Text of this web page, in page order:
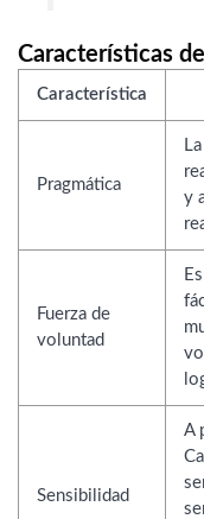
Características
Característica
Pragmática
y
Fuerza de
voluntad
Sensibilidad
A